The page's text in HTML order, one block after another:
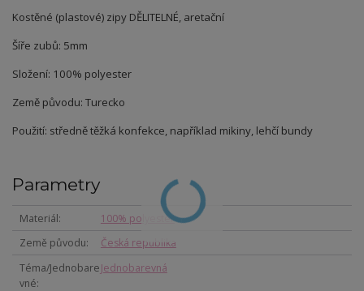
Kostěné (plastové) zipy DĚLITELNÉ, aretační
Šíře zubů: 5mm
Složení: 100% polyester
Země původu: Turecko
Použití: středně těžká konfekce, například mikiny, lehčí bundy
Parametry
Materiál
100% polyester
Země původu
Česká republika
Téma/Jednobare
vné
Jednobarevná